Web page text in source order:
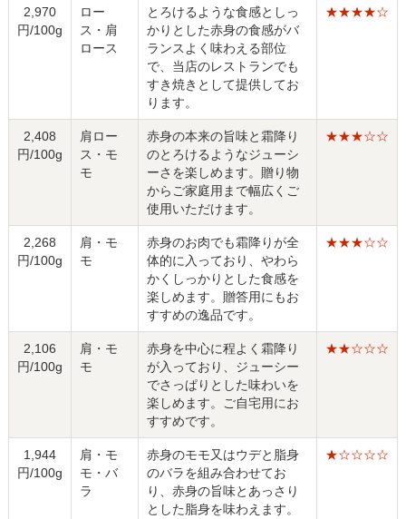
2,970
円/100g
ロー
ス・肩
ロース
とろけるような食感としっ
かりとした赤身の食感がバ
ランスよく味わえる部位
で、当店のレストランでも
すき焼きとして提供してお
ります。
★★★★☆
2,408
円/100g
肩ロー
ス・モ
モ
赤身の本来の旨味と霜降り
のとろけるようなジューシ
ーさを楽しめます。贈り物
からご家庭用まで幅広くご
使用いただけます。
★★★☆☆
2,268
円/100g
肩・モ
モ
赤身のお肉でも霜降りが全
体的に入っており、やわら
かくしっかりとした食感を
楽しめます。贈答用にもお
すすめの逸品です。
★★★☆☆
2,106
円/100g
肩・モ
モ
赤身を中心に程よく霜降り
が入っており、ジューシー
でさっぱりとした味わいを
楽しめます。ご自宅用にお
すすめです。
★★☆☆☆
1,944
円/100g
肩・モ
モ・バ
ラ
赤身のモモ又はウデと脂身
のバラを組み合わせてお
り、赤身の旨味とあっさり
とした脂身を味わえます。
★☆☆☆☆